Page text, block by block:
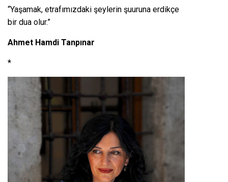
“Yaşamak, etrafımızdaki şeylerin şuuruna erdikçe
bir dua olur.”
Ahmet Hamdi Tanpınar
*